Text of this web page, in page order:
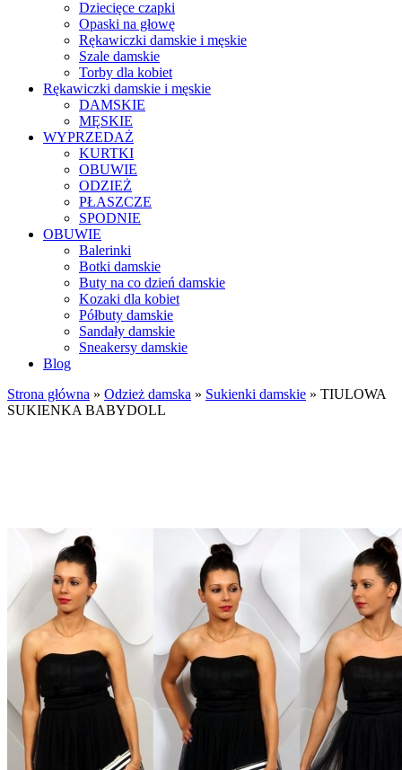
Dziecięce czapki
Opaski na głowę
Rękawiczki damskie i męskie
Szale damskie
Torby dla kobiet
Rękawiczki damskie i męskie
DAMSKIE
MĘSKIE
WYPRZEDAŻ
KURTKI
OBUWIE
ODZIEŻ
PŁASZCZE
SPODNIE
OBUWIE
Balerinki
Botki damskie
Buty na co dzień damskie
Kozaki dla kobiet
Półbuty damskie
Sandały damskie
Sneakersy damskie
Blog
Strona główna » Odzież damska » Sukienki damskie » TIULOWA
SUKIENKA BABYDOLL